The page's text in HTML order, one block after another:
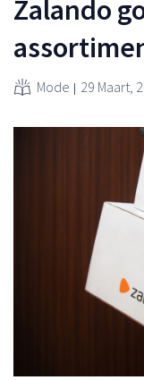
Zalando
Mode 29 Maart,